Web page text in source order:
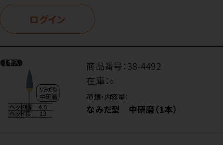
ログイン
商品番号：38-4492
在庫：○
種類・内容量：
なみだ型 中研磨（1本）